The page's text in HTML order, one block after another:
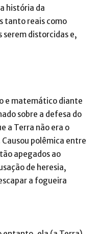
história da
tanto reais como
serem distorcidas e,
e matemático diante
sobre a defesa do
a Terra não era o
polêmica entre
apegados ao
de heresia,
a fogueira